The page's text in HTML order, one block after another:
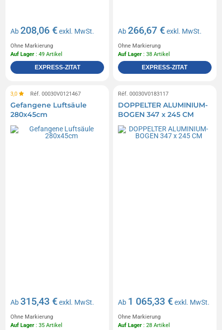
Ab208,06 €exkl. MwSt.
Ohne Markierung
Auf Lager : 49 Artikel
EXPRESS-ZITAT
Ab266,67 €exkl. MwSt.
Ohne Markierung
Auf Lager : 38 Artikel
EXPRESS-ZITAT
3,0 Réf. 00030V0121467
Gefangene Luftsäule
280x45cm
Ab315,43 €exkl. MwSt.
Ohne Markierung
Auf Lager : 35 Artikel
Réf. 00030V0183117
DOPPELTER ALUMINIUM-
BOGEN 347 x 245 CM
Ab 1 065,33 €exkl. MwSt.
Ohne Markierung
Auf Lager : 28 Artikel